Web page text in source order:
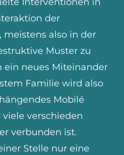
der
also in der
Muster zu
ein neues Miteinander
Familie wird also
Mobilé
viele verschieden
verbunden ist.
Stelle nur eine